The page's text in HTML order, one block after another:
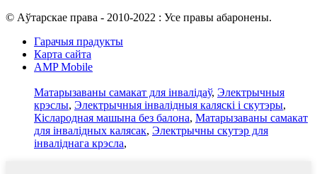
© Аўтарскае права - 2010-2022 : Усе правы абаронены.
Гарачыя прадукты
Карта сайта
AMP Mobile
Матарызаваны самакат для інвалідаў, Электрычныя
крэслы, Электрычныя інвалідныя каляскі і скутэры,
Кіслародная машына без балона, Матарызаваны самакат
для інвалідных калясак, Электрычны скутэр для
інваліднага крэсла,